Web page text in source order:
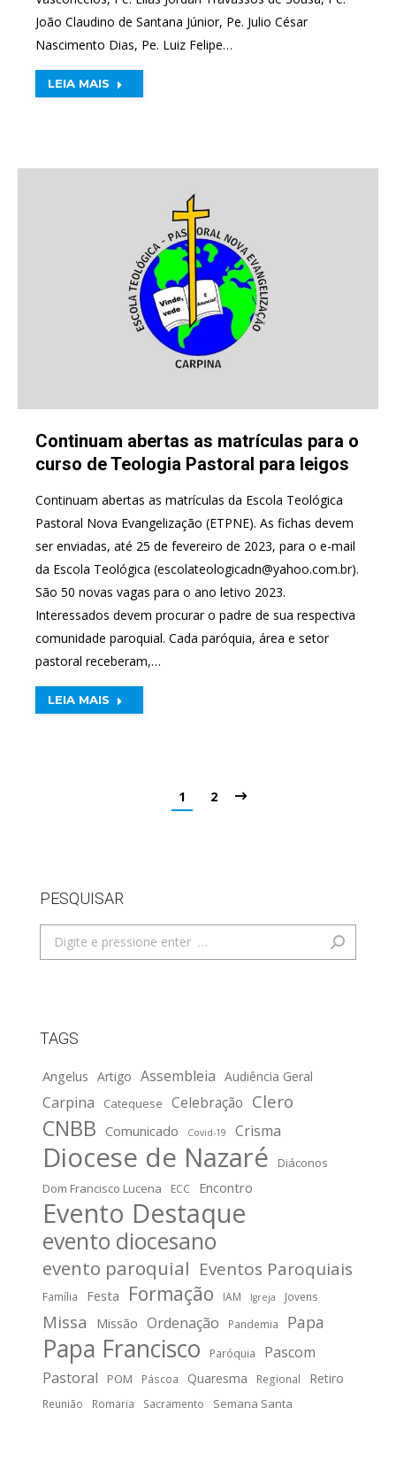
João Claudino de Santana Júnior, Pe. Julio César
Nascimento Dias, Pe. Luiz Felipe…
LEIA MAIS
Continuam abertas as matrículas para o
curso de Teologia Pastoral para leigos
Continuam abertas as matrículas da Escola Teológica
Pastoral Nova Evangelização (ETPNE). As fichas devem
ser enviadas, até 25 de fevereiro de 2023, para o e-mail
da Escola Teológica (escolateologicadn@yahoo.com.br).
São 50 novas vagas para o ano letivo 2023.
Interessados devem procurar o padre de sua respectiva
comunidade paroquial. Cada paróquia, área e setor
pastoral receberam,…
LEIA MAIS
1 2
PESQUISAR
Search:
TAGS
Angelus Artigo Assembleia Audiência Geral
Carpina Catequese Celebração Clero
CNBB Comunicado Covid-19 Crisma
Diocese de Nazaré
Diáconos
Dom Francisco Lucena
ECC Encontro
Evento Destaque
evento diocesano
evento paroquial Eventos Paroquiais
Família Festa Formação IAM Igreja Jovens
Missa Missão Ordenação Pandemia Papa
Papa Francisco Paróquia
Pascom
Pastoral
POM Páscoa Quaresma Regional Retiro
Reunião Romaria Sacramento Semana Santa